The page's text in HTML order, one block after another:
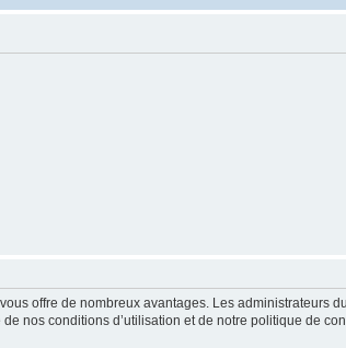
offre de nombreux avantages. Les administrateurs
nos conditions d’utilisation et de notre politique de